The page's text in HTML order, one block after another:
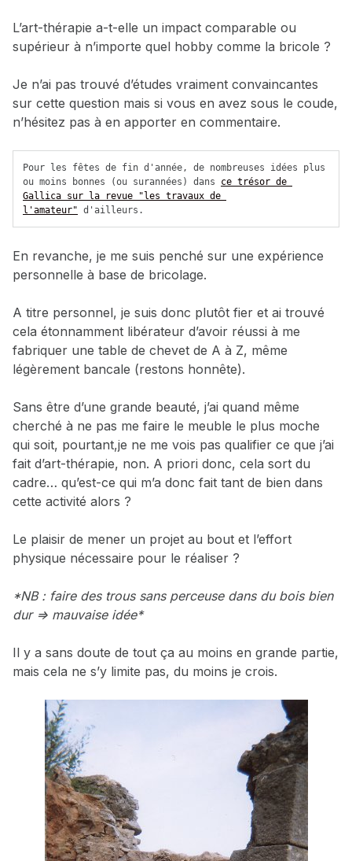
L’art-thérapie a-t-elle un impact comparable ou
supérieur à n’importe quel hobby comme la bricole ?
Je n’ai pas trouvé d’études vraiment convaincantes
sur cette question mais si vous en avez sous le coude,
n’hésitez pas à en apporter en commentaire.
Pour les fêtes de fin d'année, de nombreuses idées plus
ou moins bonnes (ou surannées) dans ce trésor de
Gallica sur la revue "les travaux de
l'amateur" d'ailleurs.
En revanche, je me suis penché sur une expérience
personnelle à base de bricolage.
A titre personnel, je suis donc plutôt fier et ai trouvé
cela étonnamment libérateur d’avoir réussi à me
fabriquer une table de chevet de A à Z, même
légèrement bancale (restons honnête).
Sans être d’une grande beauté, j’ai quand même
cherché à ne pas me faire le meuble le plus moche
qui soit, pourtant,je ne me vois pas qualifier ce que j’ai
fait d’art-thérapie, non. A priori donc, cela sort du
cadre… qu’est-ce qui m’a donc fait tant de bien dans
cette activité alors ?
Le plaisir de mener un projet au bout et l’effort
physique nécessaire pour le réaliser ?
*NB : faire des trous sans perceuse dans du bois bien
dur => mauvaise idée*
Il y a sans doute de tout ça au moins en grande partie,
mais cela ne s’y limite pas, du moins je crois.